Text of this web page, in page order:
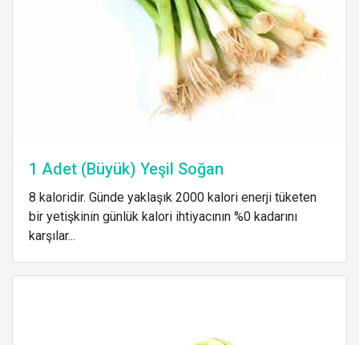
1 Adet (Büyük) Yeşil Soğan
8 kaloridir. Günde yaklaşık 2000 kalori enerji tüketen
bir yetişkinin günlük kalori ihtiyacının %0 kadarını
karşılar...